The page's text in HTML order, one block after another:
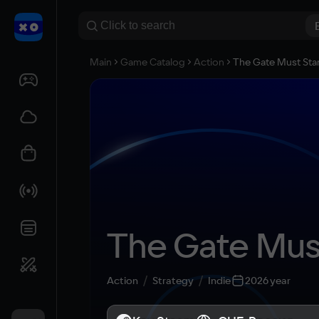
Main Game Catalog Action The Gate Must
The Gate
Action Strategy Indie 2026 year